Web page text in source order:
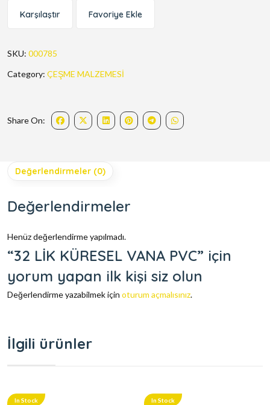
Karşılaştır Favoriye Ekle
SKU: 000785
Category: ÇEŞME MALZEMESİ
Share On:
Değerlendirmeler (0)
Değerlendirmeler
Henüz değerlendirme yapılmadı.
“32 LİK KÜRESEL VANA PVC” için
yorum yapan ilk kişi siz olun
Değerlendirme yazabilmek için oturum açmalısınız.
İlgili ürünler
In Stock In Stock